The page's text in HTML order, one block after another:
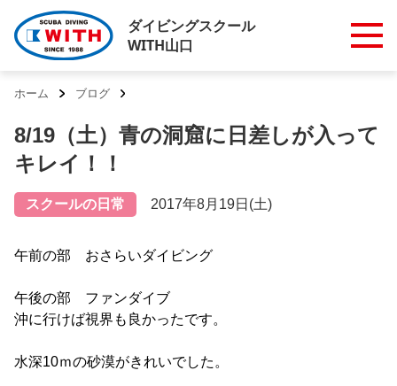
ダイビングスクール
WITH山口
ホーム ブログ
8/19（土）青の洞窟に日差しが入って
キレイ！！
スクールの日常 2017年8月19日(土)
午前の部 おさらいダイビング
午後の部 ファンダイブ
沖に行けば視界も良かったです。
水深10ｍの砂漠がきれいでした。